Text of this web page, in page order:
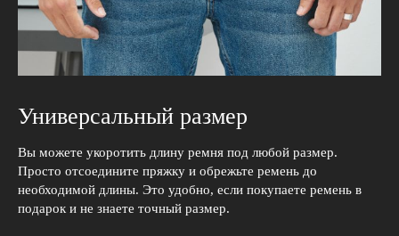
Универсальный размер
Вы можете укоротить длину ремня под любой размер.
Просто отсоедините пряжку и обрежьте ремень до
необходимой длины. Это удобно, если покупаете ремень в
подарок и не знаете точный размер.